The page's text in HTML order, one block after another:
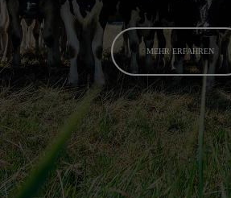
MEHR ERFAHREN